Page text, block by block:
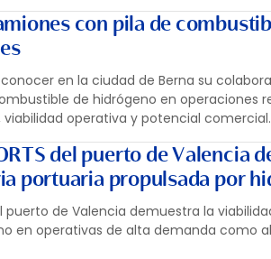
con pila de
en la ciudad de Berna su
de hidrógeno en operaciones
operativa y potencial comercial.
del puerto de Valencia
portuaria propulsada por
puerto de Valencia demuestra la
en operativas de alta demanda como